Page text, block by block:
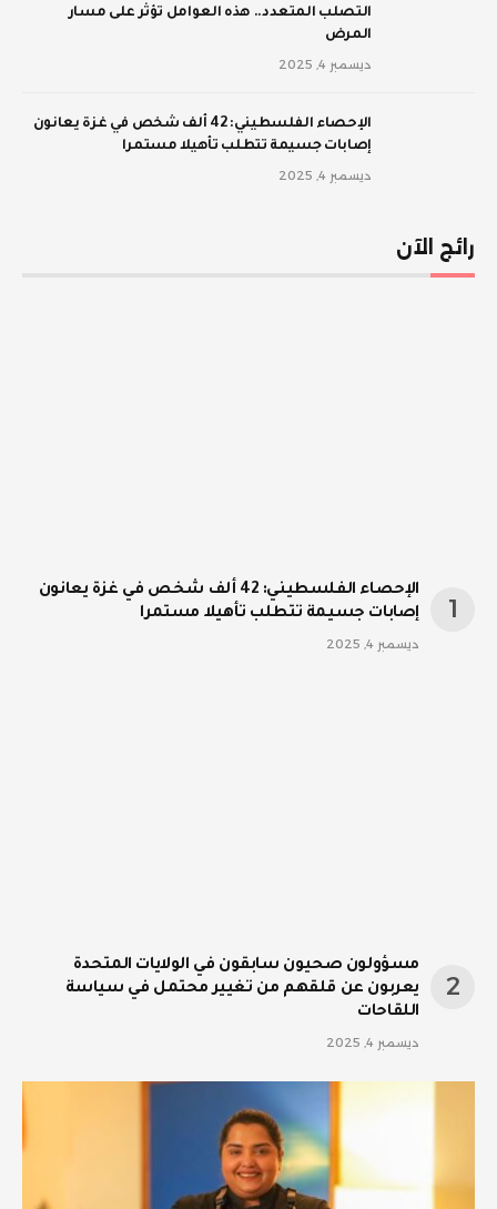
‫التصلب المتعدد.. هذه العوامل تؤثر على مسار
المرض
ديسمبر 4, 2025
الإحصاء الفلسطيني: 42 ألف شخص في غزة يعانون
إصابات جسيمة تتطلب تأهيلا مستمرا
ديسمبر 4, 2025
رائج الآن
الإحصاء الفلسطيني: 42 ألف شخص في غزة يعانون
إصابات جسيمة تتطلب تأهيلا مستمرا
ديسمبر 4, 2025
مسؤولون صحيون سابقون في الولايات المتحدة
يعربون عن قلقهم من تغيير محتمل في سياسة
اللقاحات
ديسمبر 4, 2025